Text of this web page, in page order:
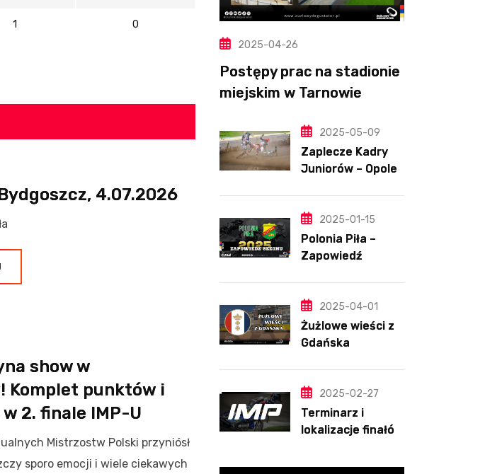
1 0
Bydgoszcz, 4.07.2026
show w
Komplet punktów i
2. finale IMP-U
Mistrzostw Polski przyniósł
sporo emocji i wiele ciekawych
2025-04-26
Postępy prac na stadionie
miejskim w Tarnowie
2025-05-09
Zaplecze Kadry
Juniorów – Opole,
2025-01-15
Polonia Piła –
Zapowiedź
PRZEWIDYWANIA
2025
2025-04-01
Żużlowe wieści z
Gdańska
2025-02-27
Terminarz i
lokalizacje finałów